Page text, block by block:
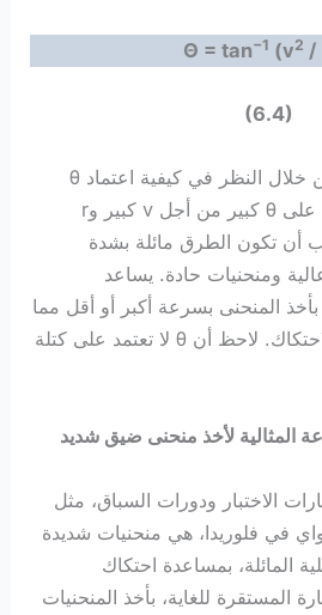
Θ = tan−1 (v2 /
(6.4)
يمكن فهم هذا التعبير من خلال النظر في كيفية اعتماد θ
على v و r. يتم الحصول على θ كبير من أجل v كبير وr
أن تكون الطرق مائلة بشدة
ومنحنيات حادة. يساعد
المنحنى بسرعة أكبر أو أقل مما
لو كان المنحنى عديم الاحتكاك. لاحظ أن θ لا تعتمد على كتلة
السرعة المثالية لأخذ منحنى ضيق شديد
الاختبار ودورات السباق، مثل
في فلوريدا، هي منحنيات شديدة
المائلة، بمساعدة احتكاك
المستقرة للغاية، بأخذ المنحنيات